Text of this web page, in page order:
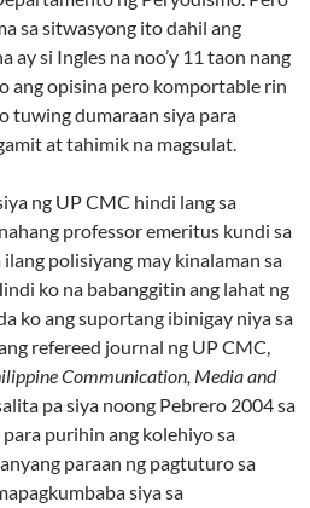
sa sitwasyong ito dahil ang
ay si Ingles na noo’y 11 taon nang
ang opisina pero komportable rin
tuwing dumaraan siya para
at tahimik na magsulat.
ng UP CMC hindi lang sa
professor emeritus kundi sa
polisiyang may kinalaman sa
ko na babanggitin ang lahat ng
ko ang suportang ibinigay niya sa
refereed journal ng UP CMC,
Communication, Media and
pa siya noong Pebrero 2004 sa
purihin ang kolehiyo sa
paraan ng pagtuturo sa
siya sa